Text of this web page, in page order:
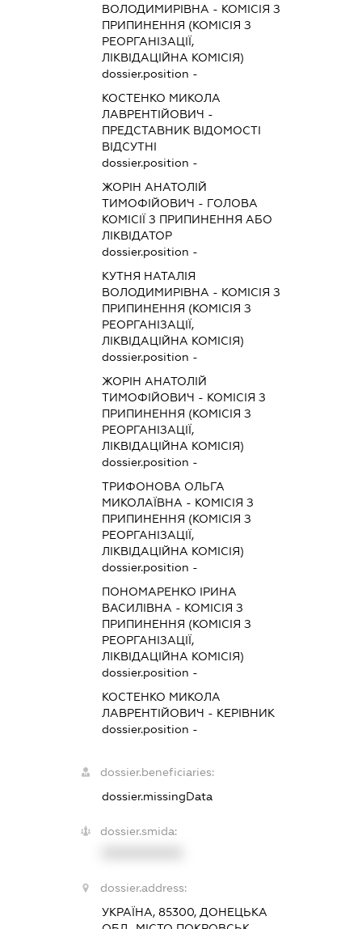
ВОЛОДИМИРІВНА - КОМІСІЯ З
ПРИПИНЕННЯ (КОМІСІЯ З
РЕОРГАНІЗАЦІЇ,
ЛІКВІДАЦІЙНА КОМІСІЯ)
dossier.position -
КОСТЕНКО МИКОЛА
ЛАВРЕНТІЙОВИЧ -
ПРЕДСТАВНИК ВІДОМОСТІ
ВІДСУТНІ
dossier.position -
ЖОРІН АНАТОЛІЙ
ТИМОФІЙОВИЧ - ГОЛОВА
КОМІСІЇ З ПРИПИНЕННЯ АБО
ЛІКВІДАТОР
dossier.position -
КУТНЯ НАТАЛІЯ
ВОЛОДИМИРІВНА - КОМІСІЯ З
ПРИПИНЕННЯ (КОМІСІЯ З
РЕОРГАНІЗАЦІЇ,
ЛІКВІДАЦІЙНА КОМІСІЯ)
dossier.position -
ЖОРІН АНАТОЛІЙ
ТИМОФІЙОВИЧ - КОМІСІЯ З
ПРИПИНЕННЯ (КОМІСІЯ З
РЕОРГАНІЗАЦІЇ,
ЛІКВІДАЦІЙНА КОМІСІЯ)
dossier.position -
ТРИФОНОВА ОЛЬГА
МИКОЛАЇВНА - КОМІСІЯ З
ПРИПИНЕННЯ (КОМІСІЯ З
РЕОРГАНІЗАЦІЇ,
ЛІКВІДАЦІЙНА КОМІСІЯ)
dossier.position -
ПОНОМАРЕНКО ІРИНА
ВАСИЛІВНА - КОМІСІЯ З
ПРИПИНЕННЯ (КОМІСІЯ З
РЕОРГАНІЗАЦІЇ,
ЛІКВІДАЦІЙНА КОМІСІЯ)
dossier.position -
КОСТЕНКО МИКОЛА
ЛАВРЕНТІЙОВИЧ - КЕРІВНИК
dossier.position -
dossier.beneficiaries:
dossier.missingData
dossier.smida:
dossier.address:
УКРАЇНА, 85300, ДОНЕЦЬКА